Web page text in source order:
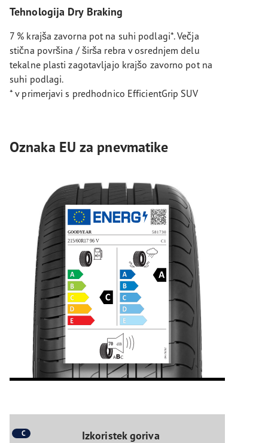
Tehnologija Dry Braking
7 % krajša zavorna pot na suhi podlagi*. Večja
stična površina / širša rebra v osrednjem delu
tekalne plasti zagotavljajo krajšo zavorno pot na
suhi podlagi.
* v primerjavi s predhodnico EfficientGrip SUV
Oznaka EU za pnevmatike
C Izkoristek goriva